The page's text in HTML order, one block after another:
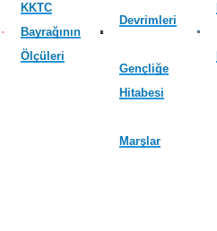
KKTC
Bayrağının
Ölçüleri
Devrimleri
Gençliğe
Hitabesi
Marşlar